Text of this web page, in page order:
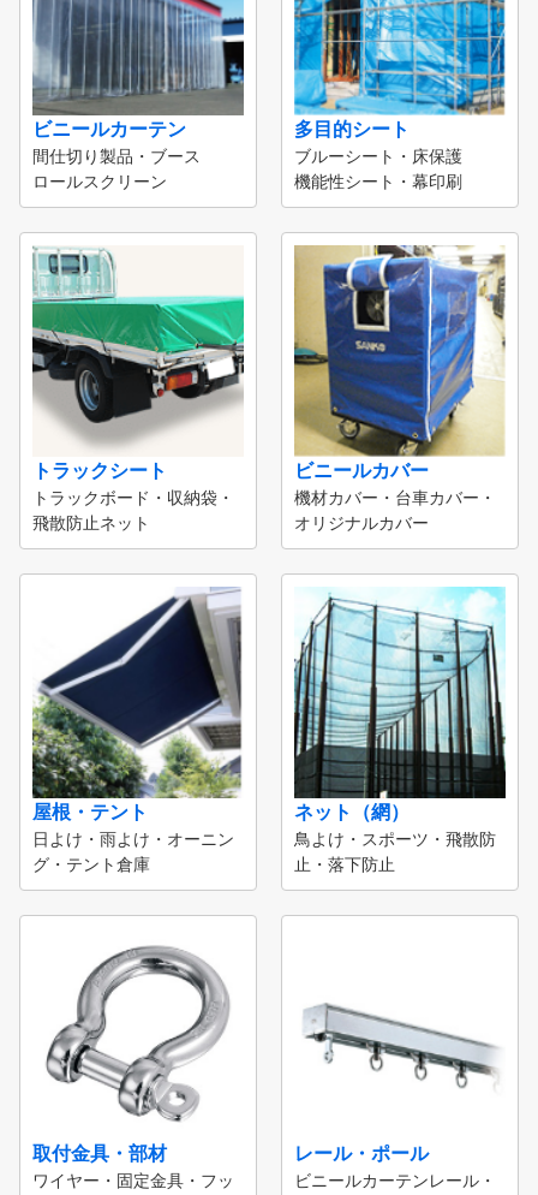
ビニールカーテン
間仕切り製品・ブース
ロールスクリーン
多目的シート
ブルーシート・床保護
機能性シート・幕印刷
トラックシート
トラックボード・収納袋・
飛散防止ネット
ビニールカバー
機材カバー・台車カバー・
オリジナルカバー
屋根・テント
日よけ・雨よけ・オーニン
グ・テント倉庫
ネット（網）
鳥よけ・スポーツ・飛散防
止・落下防止
取付金具・部材
ワイヤー・固定金具・フッ
レール・ポール
ビニールカーテンレール・